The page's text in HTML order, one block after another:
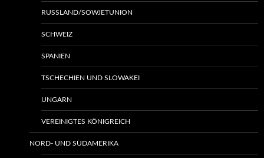
RUSSLAND/SOWJETUNION
SCHWEIZ
SPANIEN
TSCHECHIEN UND SLOWAKEI
UNGARN
VEREINIGTES KÖNIGREICH
NORD- UND SÜDAMERIKA